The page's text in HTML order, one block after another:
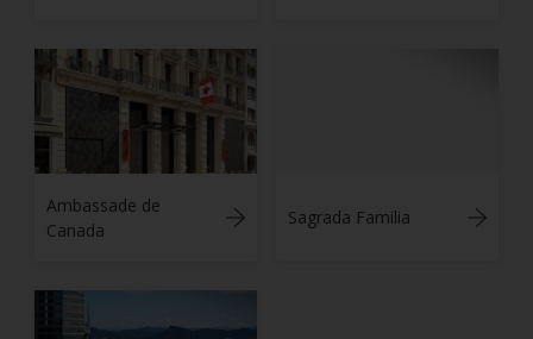
Ambassade de
Canada
Sagrada Familia